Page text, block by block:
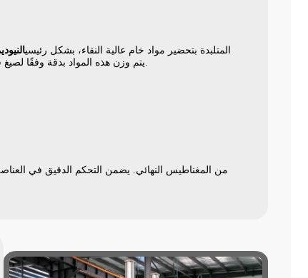
تبدأ عملية إنتاج مغناطيسات NdFeB المتلبدة بتحضير مواد خام عالية النقاء، بشكل رئيسي
من المغناطيس النهائي. يضمن التحكم الدقيق في